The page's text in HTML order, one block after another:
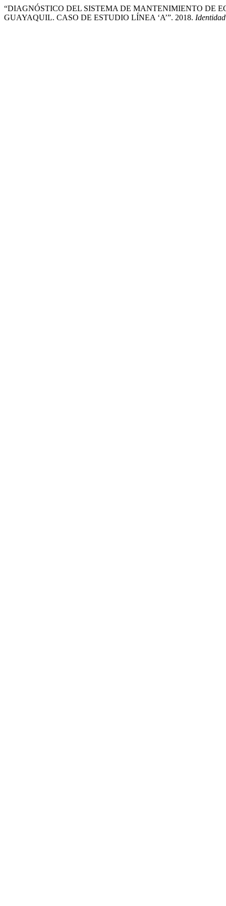
“DIAGNÓSTICO DEL SISTEMA DE MANTENIMIENTO DE
GUAYAQUIL. CASO DE ESTUDIO LÍNEA ‘A’”. 2018.